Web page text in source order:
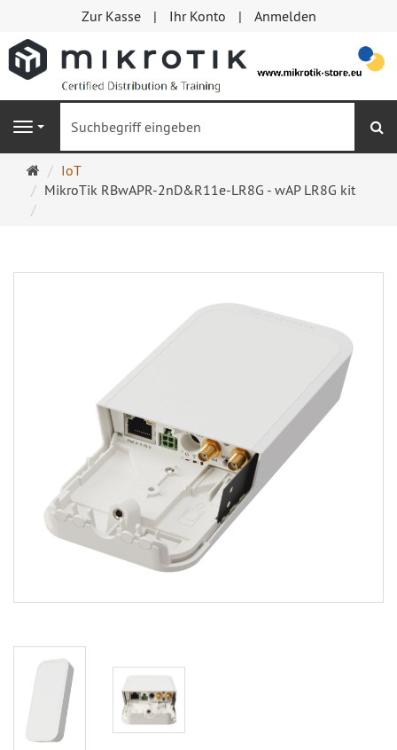
Zur Kasse Ihr Konto Anmelden
Navigation
Startseite
IoT
MikroTik RBwAPR-2nD&R11e-LR8G - wAP LR8G kit